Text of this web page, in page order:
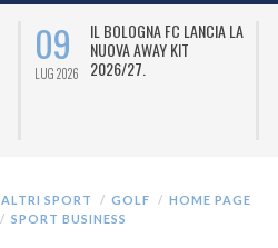
09
LUG 2026
IL BOLOGNA FC LANCIA LA
NUOVA AWAY KIT
2026/27.
ALTRI SPORT GOLF
HOME PAGE
SPORT BUSINESS